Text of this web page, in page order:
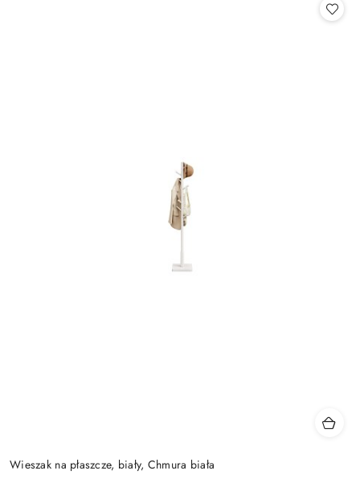
Wieszak na płaszcze, biały, Chmura biała